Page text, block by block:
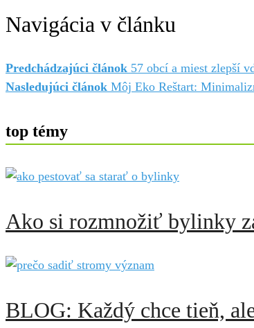
Navigácia v článku
Predchádzajúci článok 57 obcí a miest zlepší
Nasledujúci článok Môj Eko Reštart:
top témy
Ako si rozmnožiť bylinky
BLOG: Každý chce tieň,